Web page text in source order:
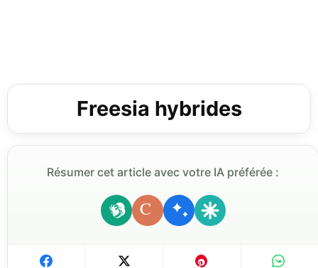
Freesia hybrides
Résumer cet article avec votre IA préférée :
C